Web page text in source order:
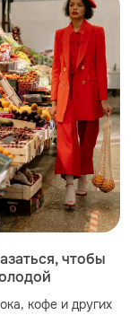
чтобы
кофе и других